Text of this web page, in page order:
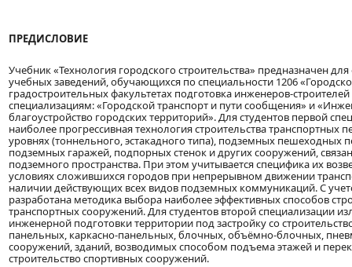
ПРЕДИСЛОВИЕ
Учебник «Технология городского строительства» предназначен
учебных заведений, обучающихся по специальности 1206
градостроительных факультетах подготовка инженеров-
специализациям: «Городской транспорт и пути сообщения» и
благоустройство городских территорий». Для студентов первой
наиболее прогрессивная технология строительства транспортных
уровнях (тоннельного, эстакадного типа), подземных пешеходных
подземных гаражей, подпорных стенок и других сооружений,
подземного пространства. При этом учитывается специфика их
условиях сложившихся городов при непрерывном движении
наличии действующих всех видов подземных коммуникаций. С
разработана методика выбора наиболее эффективных способов
транспортных сооружений. Для студентов второй специализации
инженерной подготовки территории под застройку со
панельных, каркасно-панельных, блочных, объёмно-блочных,
сооружений, зданий, возводимых способом подъема этажей и
строительство спортивных сооружений.